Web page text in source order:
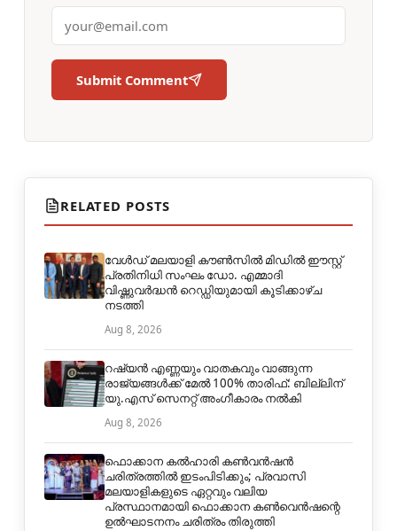
Submit Comment
RELATED POSTS
വേൾഡ് മലയാളി കൗൺസിൽ മിഡിൽ ഈസ്റ്റ്
പ്രതിനിധി സംഘം ഡോ. എമ്മാദി
വിഷ്ണുവർദ്ധൻ റെഡ്ഡിയുമായി കൂടിക്കാഴ്ച
നടത്തി
Aug 8, 2026
റഷ്യൻ എണ്ണയും വാതകവും വാങ്ങുന്ന
രാജ്യങ്ങൾക്ക് മേൽ 100% താരിഫ്: ബില്ലിന്
യു.എസ് സെനറ്റ് അംഗീകാരം നൽകി
Aug 8, 2026
ഫൊക്കാന കൽഹാരി കൺവൻഷൻ
ചരിത്രത്തിൽ ഇടംപിടിക്കും; പ്രവാസി
മലയാളികളുടെ ഏറ്റവും വലിയ
പ്രസ്ഥാനമായി ഫൊക്കാന കൺവെൻഷന്റെ
ഉൽഘാടനനം ചരിത്രം തിരുത്തി